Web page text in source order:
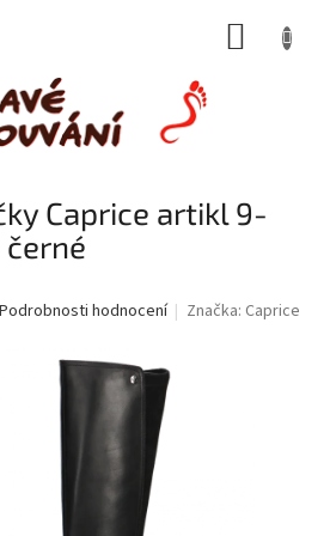
Caprice artikl 9-
Podrobnosti hodnocení Značka: Caprice